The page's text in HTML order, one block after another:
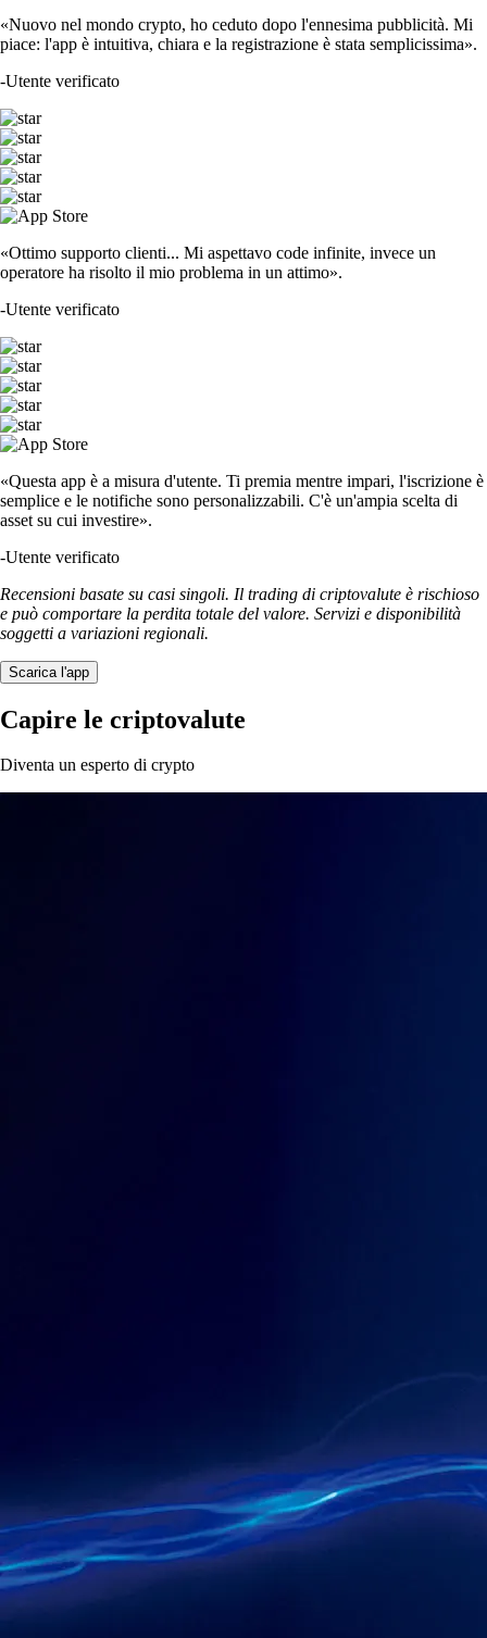
«Nuovo nel mondo crypto, ho ceduto dopo l'ennesima pubblicità. Mi
piace: l'app è intuitiva, chiara e la registrazione è stata semplicissima».
-Utente verificato
«Ottimo supporto clienti... Mi aspettavo code infinite, invece un
operatore ha risolto il mio problema in un attimo».
-Utente verificato
«Questa app è a misura d'utente. Ti premia mentre impari, l'iscrizione è
semplice e le notifiche sono personalizzabili. C'è un'ampia scelta di
asset su cui investire».
-Utente verificato
Recensioni basate su casi singoli. Il trading di criptovalute è rischioso
e può comportare la perdita totale del valore. Servizi e disponibilità
soggetti a variazioni regionali.
Scarica l'app
Capire le criptovalute
Diventa un esperto di crypto